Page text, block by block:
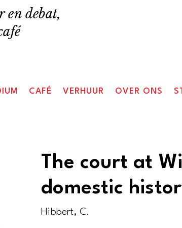
debat,
CAFÉ VERHUUR OVER ONS
The court at
domestic
Hibbert, C.